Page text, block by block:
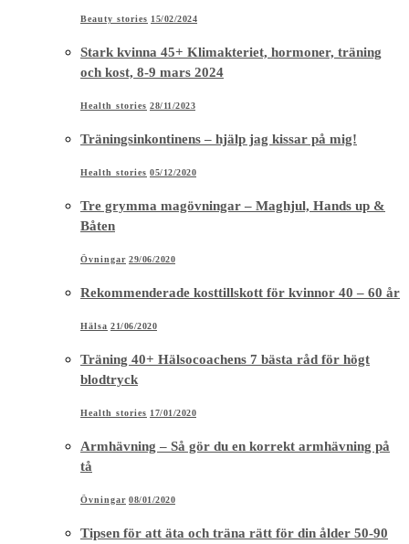
Beauty stories 15/02/2024
Stark kvinna 45+ Klimakteriet, hormoner, träning
och kost, 8-9 mars 2024
Health stories 28/11/2023
Träningsinkontinens – hjälp jag kissar på mig!
Health stories 05/12/2020
Tre grymma magövningar – Maghjul, Hands up &
Båten
Övningar 29/06/2020
Rekommenderade kosttillskott för kvinnor 40 – 60 år
Hälsa 21/06/2020
Träning 40+ Hälsocoachens 7 bästa råd för högt
blodtryck
Health stories 17/01/2020
Armhävning – Så gör du en korrekt armhävning på
tå
Övningar 08/01/2020
Tipsen för att äta och träna rätt för din ålder 50-90